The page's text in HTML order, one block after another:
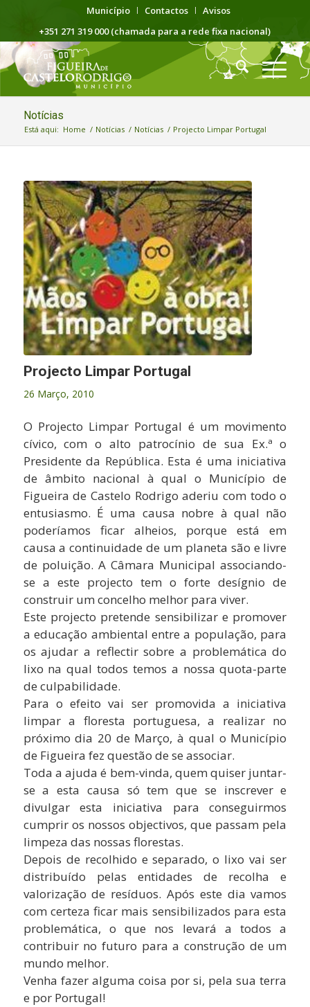
Município Contactos
Avisos
+351 271 319 000 (chamada para a rede fixa nacional)
Notícias
Está aqui: Home / Notícias / Notícias / Projecto Limpar Portugal
Projecto Limpar Portugal
26 Março, 2010
O Projecto Limpar Portugal é um movimento
cívico, com o alto patrocínio de sua Ex.ª o
Presidente da República. Esta é uma iniciativa
de âmbito nacional à qual o Município de
Figueira de Castelo Rodrigo aderiu com todo o
entusiasmo. É uma causa nobre à qual não
poderíamos ficar alheios, porque está em
causa a continuidade de um planeta são e livre
de poluição. A Câmara Municipal associando-
se a este projecto tem o forte desígnio de
construir um concelho melhor para viver.
Este projecto pretende sensibilizar e promover
a educação ambiental entre a população, para
os ajudar a reflectir sobre a problemática do
lixo na qual todos temos a nossa quota-parte
de culpabilidade.
Para o efeito vai ser promovida a iniciativa
limpar a floresta portuguesa, a realizar no
próximo dia 20 de Março, à qual o Município
de Figueira fez questão de se associar.
Toda a ajuda é bem-vinda, quem quiser juntar-
se a esta causa só tem que se inscrever e
divulgar esta iniciativa para conseguirmos
cumprir os nossos objectivos, que passam pela
limpeza das nossas florestas.
Depois de recolhido e separado, o lixo vai ser
distribuído pelas entidades de recolha e
valorização de resíduos. Após este dia vamos
com certeza ficar mais sensibilizados para esta
problemática, o que nos levará a todos a
contribuir no futuro para a construção de um
mundo melhor.
Venha fazer alguma coisa por si, pela sua terra
e por Portugal!